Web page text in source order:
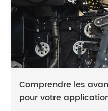
Comprendre les
pour votre